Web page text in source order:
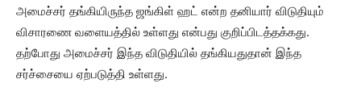
அமைச்சர் தங்கியிருந்த ஜங்கிள் ஹட் என்ற தனியார் விடுதியும்
விசாரணை வளையத்தில் உள்ளது என்பது குறிப்பிடத்தக்கது.
தற்போது அமைச்சர் இந்த விடுதியில் தங்கியதுதான் இந்த
சர்ச்சையை ஏற்படுத்தி உள்ளது.